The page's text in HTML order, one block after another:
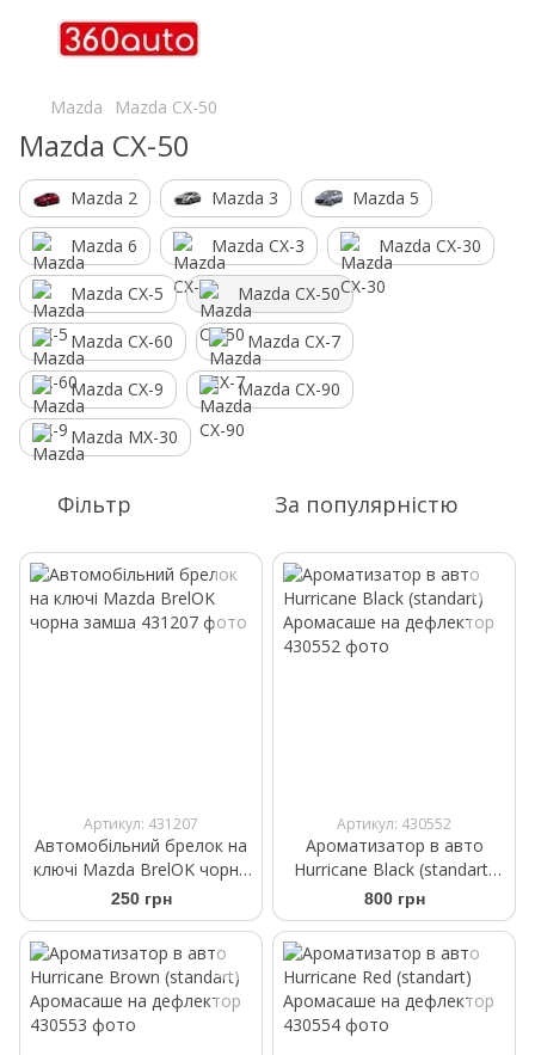
Mazda Mazda CX-50
Mazda CX-50
Mazda 2 Mazda 3 Mazda 5
Mazda 6 Mazda CX-3 Mazda CX-30
Mazda CX-5 Mazda CX-50
Mazda CX-60 Mazda CX-7
Mazda CX-9 Mazda CX-90
Mazda MX-30
Фільтр За популярністю
Артикул: 431207
Автомобільний брелок на
ключі Mazda BrelOK чорна
замша
250 грн
Артикул: 430552
Ароматизатор в авто
Hurricane Black (standart)
Аромасаше на дефлектор
800 грн